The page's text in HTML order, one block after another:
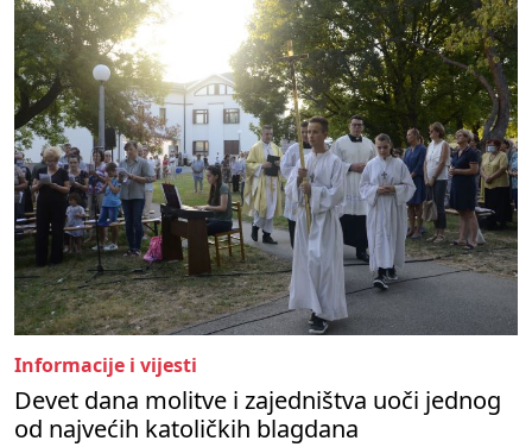
Informacije i vijesti
Devet dana molitve i zajedništva uoči jednog
od najvećih katoličkih blagdana